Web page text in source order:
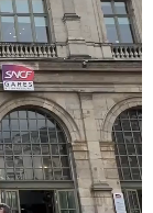
au Centre
rendez-vous